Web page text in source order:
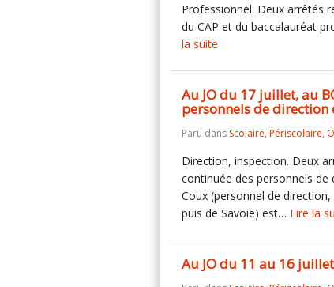
Professionnel. Deux arrêtés
du CAP et du baccalauréat
la suite
Au JO du 17 juillet, au
personnels de direction
Paru dans Scolaire, Périscolaire,
Direction, inspection. Deux
continuée des personnels de
Coux (personnel de
puis de Savoie) est… Lire la
Au JO du 11 au 16